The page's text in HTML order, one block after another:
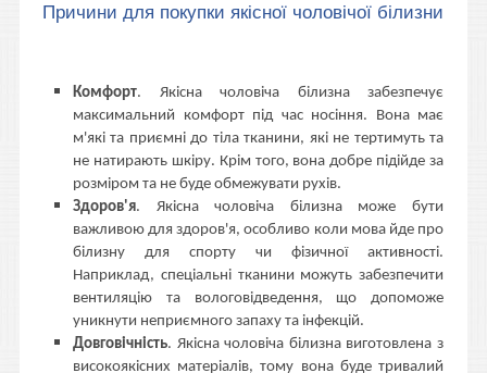
Причини для покупки якісної чоловічої білизни
Комфорт. Якісна чоловіча білизна забезпечує
максимальний комфорт під час носіння. Вона має
м'які та приємні до тіла тканини, які не тертимуть та
не натирають шкіру. Крім того, вона добре підійде за
розміром та не буде обмежувати рухів.
Здоров'я. Якісна чоловіча білизна може бути
важливою для здоров'я, особливо коли мова йде про
білизну для спорту чи фізичної активності.
Наприклад, спеціальні тканини можуть забезпечити
вентиляцію та вологовідведення, що допоможе
уникнути неприємного запаху та інфекцій.
Довговічність. Якісна чоловіча білизна виготовлена з
високоякісних матеріалів, тому вона буде тривалий